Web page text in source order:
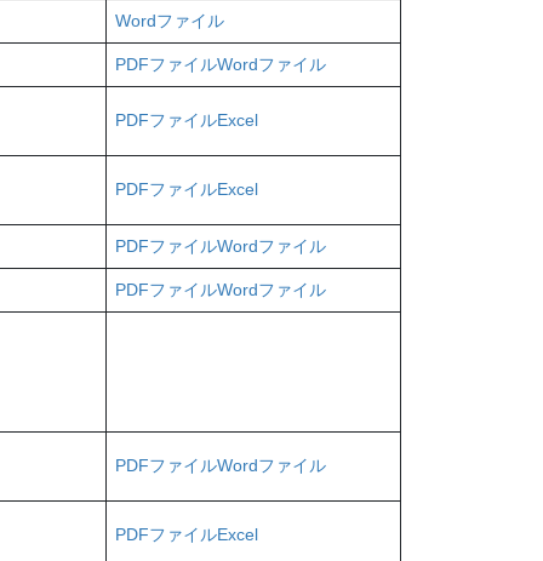
Wordファイル
PDFファイルWordファイル
PDFファイルExcel
PDFファイルExcel
PDFファイルWordファイル
PDFファイルWordファイル
PDFファイルWordファイル
PDFファイルExcel